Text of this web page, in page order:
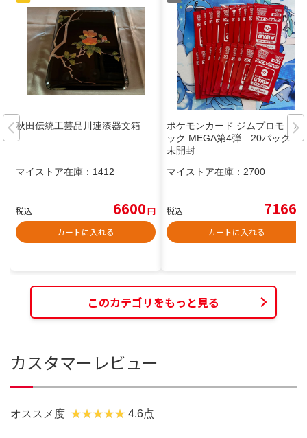
秋田伝統工芸品川連漆器文箱
マイストア在庫： 1412
税込 6600円
カートに入れる
ポケモンカード ジムプロモ パ
ック MEGA第4弾 20パック
未開封
マイストア在庫： 2700
税込 7166
カートに入れる
このカテゴリをもっと見る
カスタマーレビュー
オススメ度 4.6点